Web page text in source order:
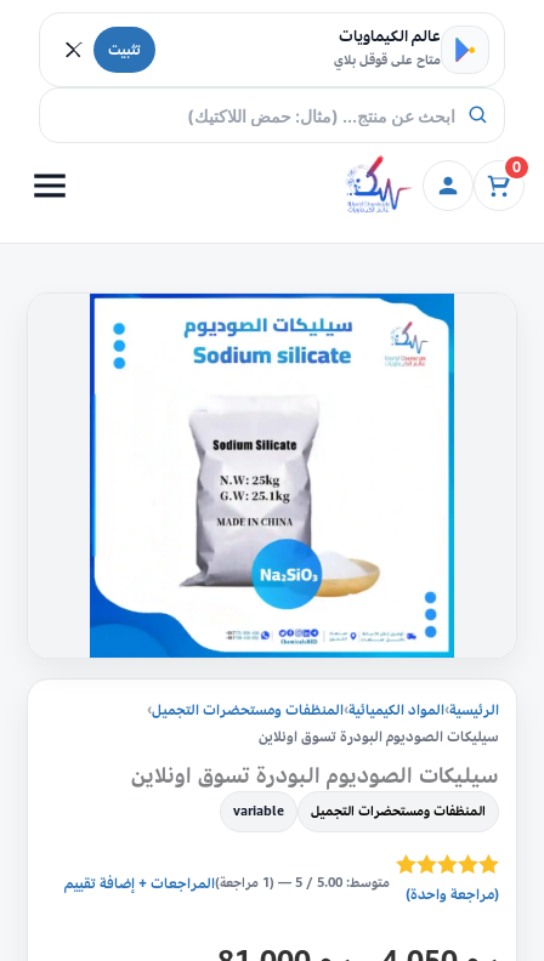
تخطي إلى المحتوى
عالم الكيماويات
متاح على قوقل بلاي تثبيت
0
الرئيسية›المواد الكيميائية›المنظفات ومستحضرات التجميل›
سيليكات الصوديوم البودرة تسوق اونلاين
سيليكات الصوديوم البودرة تسوق اونلاين
المنظفات ومستحضرات التجميل variable
تم التقييم بـ
تقييم عميل
(مراجعة واحدة)
متوسط: 5.00 / 5 — (1 مراجعة) المراجعات + إضافة تقييم
سيليكات
الصوديوم